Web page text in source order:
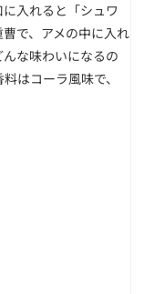
入れると「シュワ
で、アメの中に入れ
な味わいになるの
はコーラ風味で、